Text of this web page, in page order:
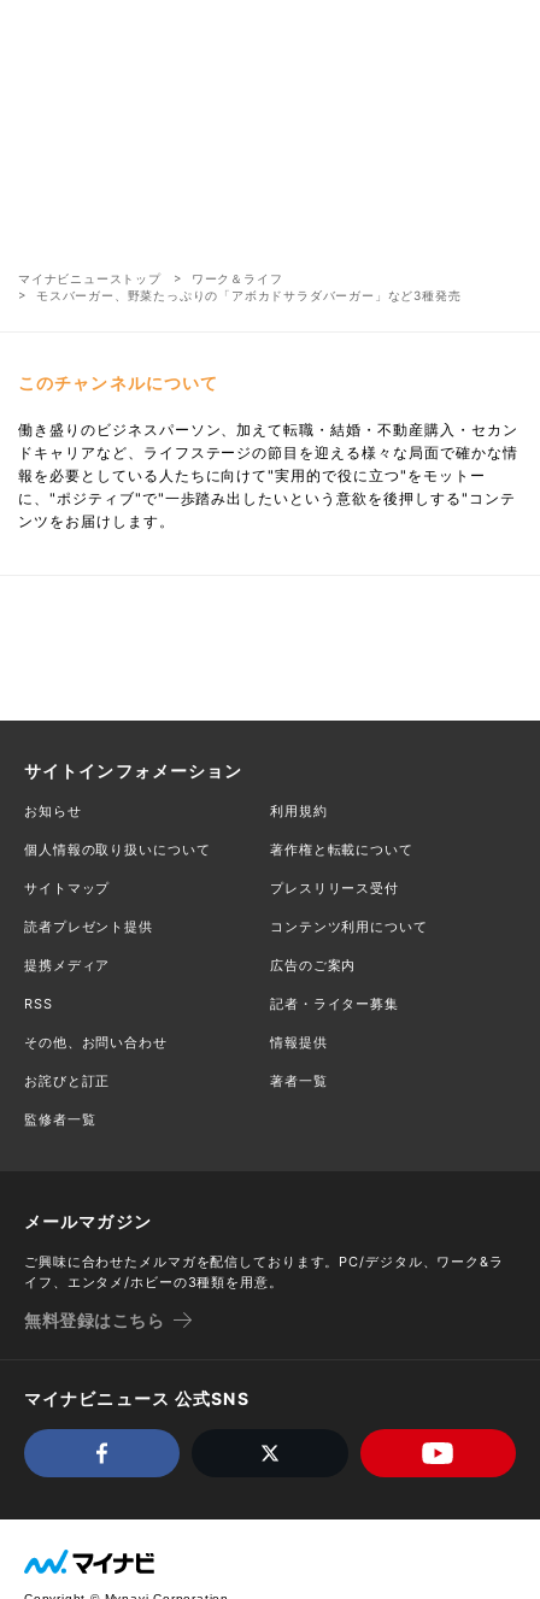
マイナビニューストップ
ワーク＆ライフ
モスバーガー、野菜たっぷりの「アボカドサラダバーガー」など3種発売
このチャンネルについて
働き盛りのビジネスパーソン、加えて転職・結婚・不動産購入・セカン
ドキャリアなど、ライフステージの節目を迎える様々な局面で確かな情
報を必要としている人たちに向けて"実用的で役に立つ"をモットー
に、"ポジティブ"で"一歩踏み出したいという意欲を後押しする"コンテ
ンツをお届けします。
サイトインフォメーション
お知らせ 利用規約
個人情報の取り扱いについて 著作権と転載について
サイトマップ プレスリリース受付
読者プレゼント提供 コンテンツ利用について
提携メディア 広告のご案内
RSS 記者・ライター募集
その他、お問い合わせ 情報提供
お詫びと訂正 著者一覧
監修者一覧
メールマガジン
ご興味に合わせたメルマガを配信しております。PC/デジタル、ワーク&ラ
イフ、エンタメ/ホビーの3種類を用意。
無料登録はこちら
マイナビニュース 公式SNS